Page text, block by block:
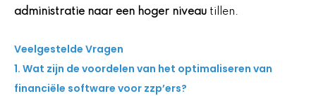
administratie naar een hoger niveau tillen.
Veelgestelde Vragen
1. Wat zijn de voordelen van het optimaliseren van
financiële software voor zzp’ers?